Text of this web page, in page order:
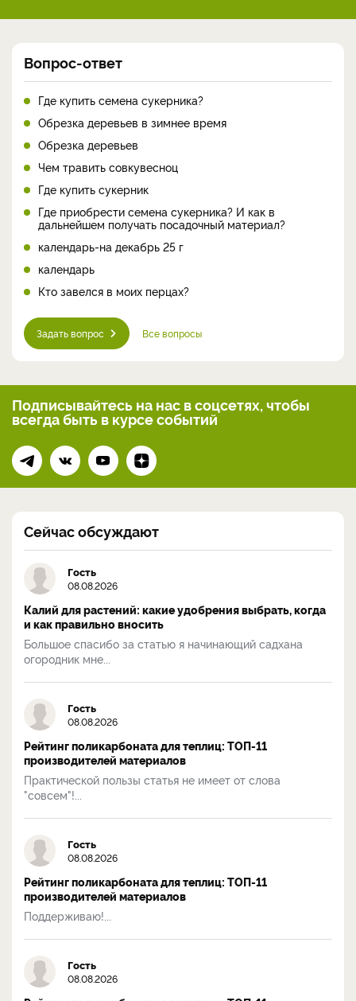
Вопрос-ответ
Где купить семена сукерника?
Обрезка деревьев в зимнее время
Обрезка деревьев
Чем травить совкувесноц
Где купить сукерник
Где приобрести семена сукерника? И как в
дальнейшем получать посадочный материал?
календарь-на декабрь 25 г
календарь
Кто завелся в моих перцах?
Задать вопрос Все вопросы
Подписывайтесь на нас в соцсетях, чтобы
всегдабыть в курсе событий
Сейчас обсуждают
Гость
08.08.2026
Калий для растений: какие удобрения выбрать, когда
и как правильно вносить
Большое спасибо за статью я начинающий садхана
огородник мне...
Гость
08.08.2026
Рейтинг поликарбоната для теплиц: ТОП-11
производителей материалов
Практической пользы статья не имеет от слова
"совсем"!...
Гость
08.08.2026
Рейтинг поликарбоната для теплиц: ТОП-11
производителей материалов
Поддерживаю!...
Гость
08.08.2026